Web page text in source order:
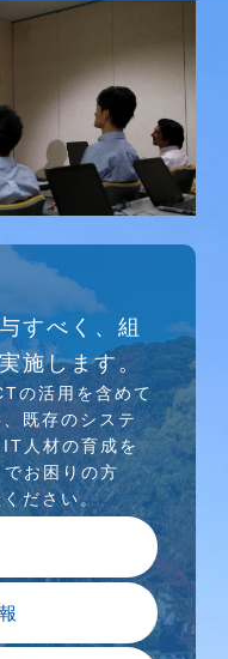
SNS研究会を
すべく、組
施します。
の活⽤を含めて
既存のシステ
⼈材の育成を
お困りの⽅
ださい。